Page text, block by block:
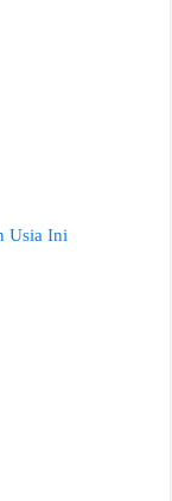
Usia Ini